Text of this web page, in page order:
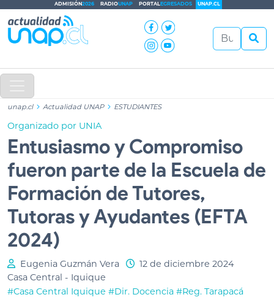
ADMISIÓN2026 RADIOUNAP PORTALEGRESADOS UNAP.CL
unap.cl Actualidad UNAP ESTUDIANTES
Organizado por UNIA
Entusiasmo y Compromiso
fueron parte de la Escuela de
Formación de Tutores,
Tutoras y Ayudantes (EFTA
2024)
Eugenia Guzmán Vera
12 de diciembre 2024
Casa Central - Iquique
#Casa Central Iquique #Dir. Docencia #Reg. Tarapacá